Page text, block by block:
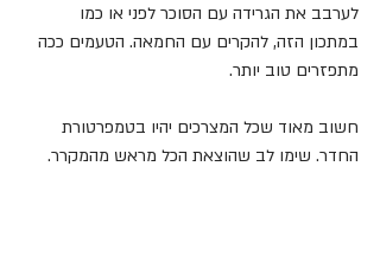
לערבב את הגרידה עם הסוכר לפני או כמו
במתכון הזה, להקרים עם החמאה. הטעמים ככה
מתפזרים טוב יותר.
חשוב מאוד שכל המצרכים יהיו בטמפרטורת
החדר. שימו לב שהוצאת הכל מראש מהמקרר.